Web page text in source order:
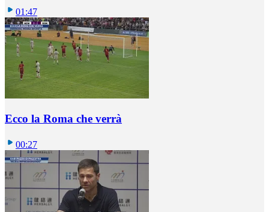
01:47
Ecco la Roma che verrà
00:27